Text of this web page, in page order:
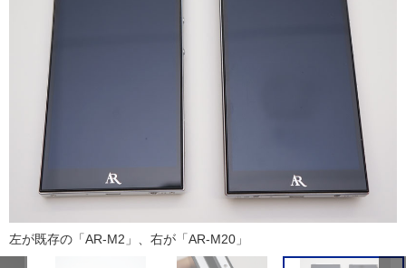
左が既存の「AR-M2」、右が「AR-M20」